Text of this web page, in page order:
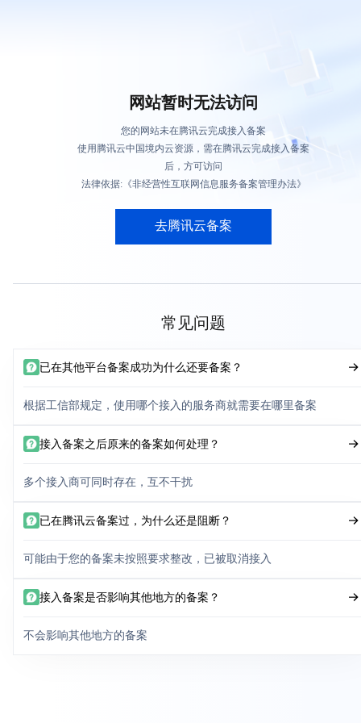
网站暂时无法访问
您的网站未在腾讯云完成接入备案
使用腾讯云中国境内云资源，需在腾讯云完成接入备案
后，方可访问
法律依据:《非经营性互联网信息服务备案管理办法》
去腾讯云备案
常见问题
已在其他平台备案成功为什么还要备案？
根据工信部规定，使用哪个接入的服务商就需要在哪里备案
接入备案之后原来的备案如何处理？
多个接入商可同时存在，互不干扰
已在腾讯云备案过，为什么还是阻断？
可能由于您的备案未按照要求整改，已被取消接入
接入备案是否影响其他地方的备案？
不会影响其他地方的备案